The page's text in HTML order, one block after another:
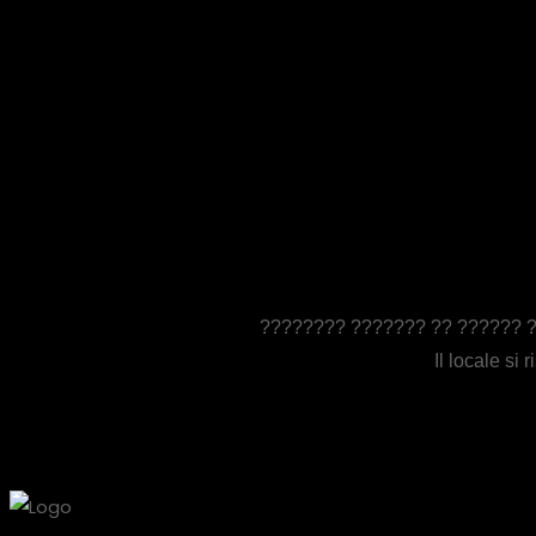
???????? ??????? ?? ??????
Il locale si